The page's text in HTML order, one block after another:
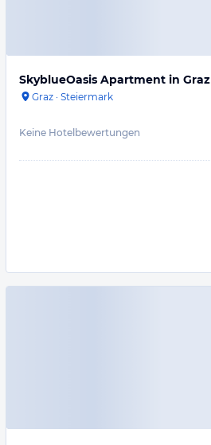
SkyblueOasis Apartment in Graz
Graz · Steiermark
Keine Hotelbewertungen